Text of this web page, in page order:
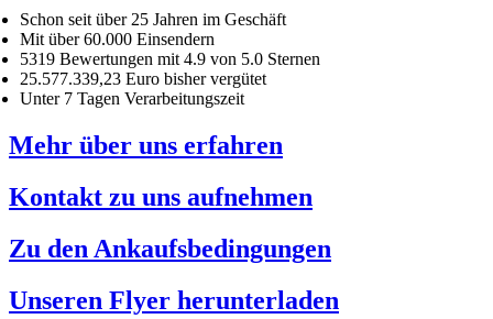
Schon seit über 25 Jahren im Geschäft
Mit über 60.000 Einsendern
5319 Bewertungen mit 4.9 von 5.0 Sternen
25.577.339,23 Euro bisher vergütet
Unter 7 Tagen Verarbeitungszeit
Mehr über uns erfahren
Kontakt zu uns aufnehmen
Zu den Ankaufsbedingungen
Unseren Flyer herunterladen